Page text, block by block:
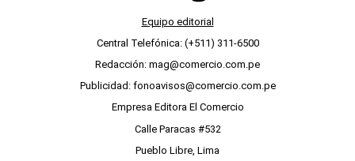
Equipo editorial
Central Telefónica: (+511) 311-6500
Redacción: mag@comercio.com.pe
Publicidad: fonoavisos@comercio.com.pe
Empresa Editora El Comercio
Calle Paracas #532
Pueblo Libre, Lima